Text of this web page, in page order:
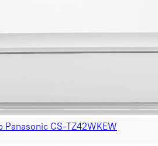
CS-TZ42WKEW